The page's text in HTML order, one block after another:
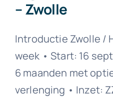
– Zwolle
Introductie Zwolle /
week • Start: 16
6 maanden met
verlenging • Inzet: